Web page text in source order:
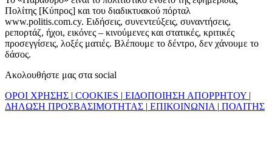
Πολίτης [Κύπρος] και του διαδικτυακού πόρταλ
www.politis.com.cy. Ειδήσεις, συνεντεύξεις, συναντήσεις,
ρεπορτάζ, ήχοι, εικόνες – κινούμενες και στατικές, κριτικές
προσεγγίσεις, λοξές ματιές. Βλέπουμε το δέντρο, δεν χάνουμε το
δάσος.
Ακολουθήστε μας στα social
ΟΡΟΙ ΧΡΗΣΗΣ | COOKIES | ΕΙΔΟΠΟΙΗΣΗ ΑΠΟΡΡΗΤΟΥ |
ΔΗΛΩΣΗ ΠΡΟΣΒΑΣΙΜΟΤΗΤΑΣ | ΕΠΙΚΟΙΝΩΝΙΑ | ΠΟΛΙΤΗΣ